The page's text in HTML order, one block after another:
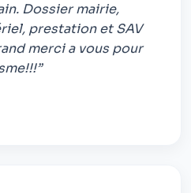
Dossier mairie,
prestation et SAV
merci a vous pour